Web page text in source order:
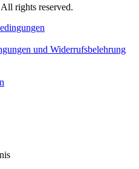
rights reserved.
und Widerrufsbelehrung